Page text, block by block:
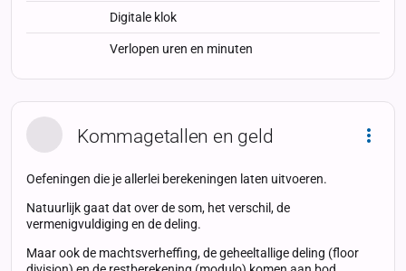
Digitale klok
Verlopen uren en minuten
Kommagetallen en geld
Oefeningen die je allerlei berekeningen laten uitvoeren.
Natuurlijk gaat dat over de som, het verschil, de
vermenigvuldiging en de deling.
Maar ook de machtsverheffing, de geheeltallige deling (floor